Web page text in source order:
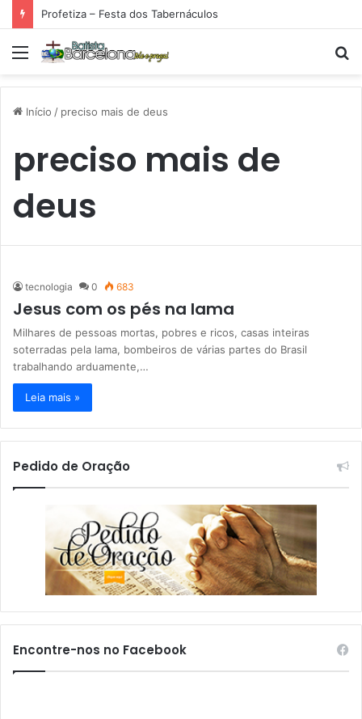
Profetiza – Festa dos Tabernáculos
Menu
Início / preciso mais de deus
preciso mais de
deus
tecnologia 0 683
Jesus com os pés na lama
Milhares de pessoas mortas, pobres e ricos, casas inteiras
soterradas pela lama, bombeiros de várias partes do Brasil
trabalhando arduamente,…
Leia mais »
Pedido de Oração
Encontre-nos no Facebook